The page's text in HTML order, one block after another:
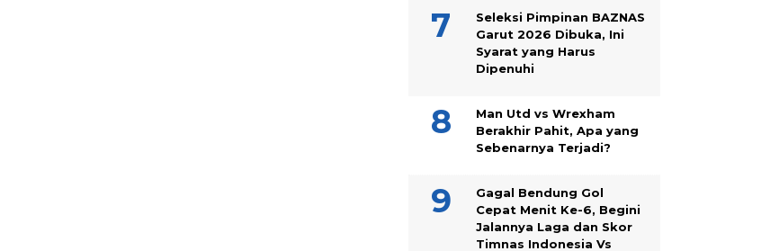
Seleksi Pimpinan BAZNAS
Garut 2026 Dibuka, Ini
Syarat yang Harus
Dipenuhi
Man Utd vs Wrexham
Berakhir Pahit, Apa yang
Sebenarnya Terjadi?
Gagal Bendung Gol
Cepat Menit Ke-6, Begini
Jalannya Laga dan Skor
Timnas Indonesia Vs